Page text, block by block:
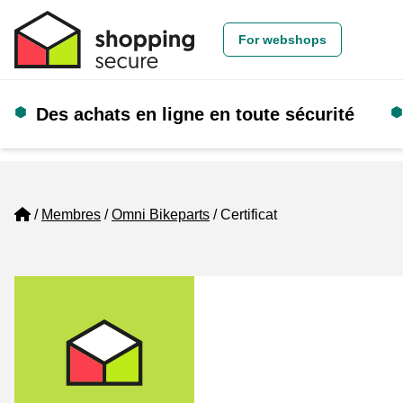
For webshops
Des achats en ligne en toute sécurité
Home
Membres Omni Bikeparts Certificat